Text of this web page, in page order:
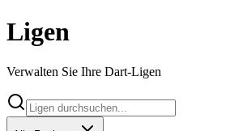
Ligen
Verwalten Sie Ihre Dart-Ligen